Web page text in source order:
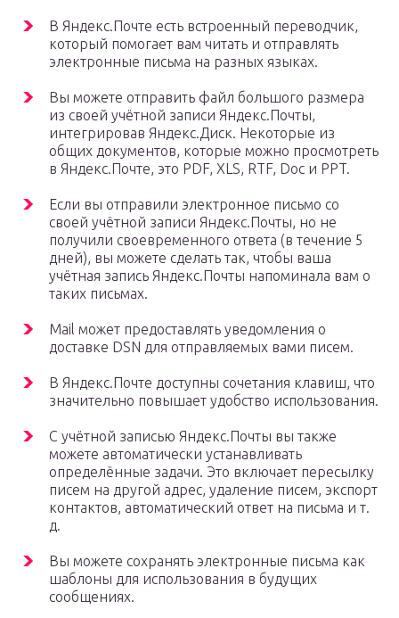
В Яндекс.Почте есть встроенный переводчик,
который помогает вам читать и отправлять
электронные письма на разных языках.
Вы можете отправить файл большого размера
из своей учётной записи Яндекс.Почты,
интегрировав Яндекс.Диск. Некоторые из
общих документов, которые можно просмотреть
в Яндекс.Почте, это PDF, XLS, RTF, Doc и PPT.
Если вы отправили электронное письмо со
своей учётной записи Яндекс.Почты, но не
получили своевременного ответа (в течение 5
дней), вы можете сделать так, чтобы ваша
учётная запись Яндекс.Почты напоминала вам о
таких письмах.
Mail может предоставлять уведомления о
доставке DSN для отправляемых вами писем.
В Яндекс.Почте доступны сочетания клавиш, что
значительно повышает удобство использования.
С учётной записью Яндекс.Почты вы также
можете автоматически устанавливать
определённые задачи. Это включает пересылку
писем на другой адрес, удаление писем, экспорт
контактов, автоматический ответ на письма и т.
д.
Вы можете сохранять электронные письма как
шаблоны для использования в будущих
сообщениях.